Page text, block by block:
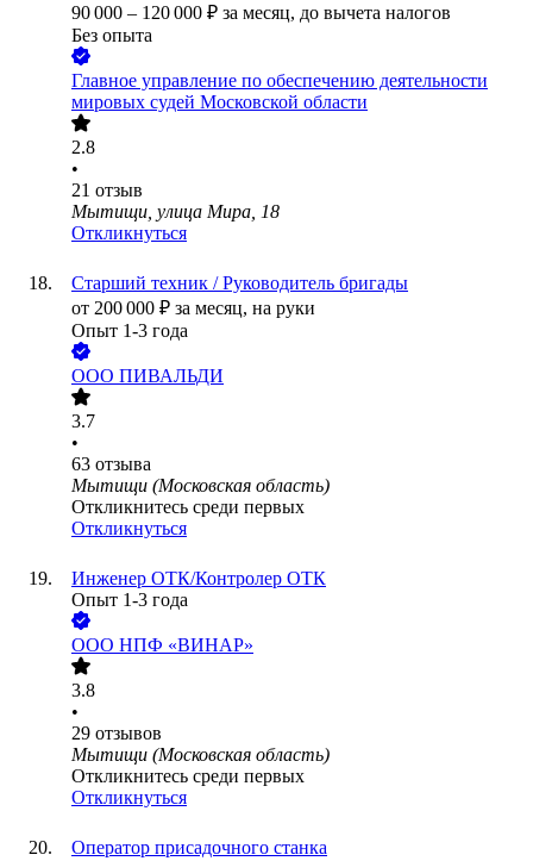
90 000 – 120 000 ₽ за месяц, до вычета налогов
Без опыта
Главное управление по обеспечению деятельности
мировых судей Московской области
2.8
•
21 отзыв
Мытищи, улица Мира, 18
Откликнуться
Старший техник / Руководитель бригады
от 200 000 ₽ за месяц, на руки
Опыт 1-3 года
ООО ПИВАЛЬДИ
3.7
•
63 отзыва
Мытищи (Московская область)
Откликнитесь среди первых
Откликнуться
Инженер ОТК/Контролер ОТК
Опыт 1-3 года
ООО НПФ «ВИНАР»
3.8
•
29 отзывов
Мытищи (Московская область)
Откликнитесь среди первых
Откликнуться
Оператор присадочного станка